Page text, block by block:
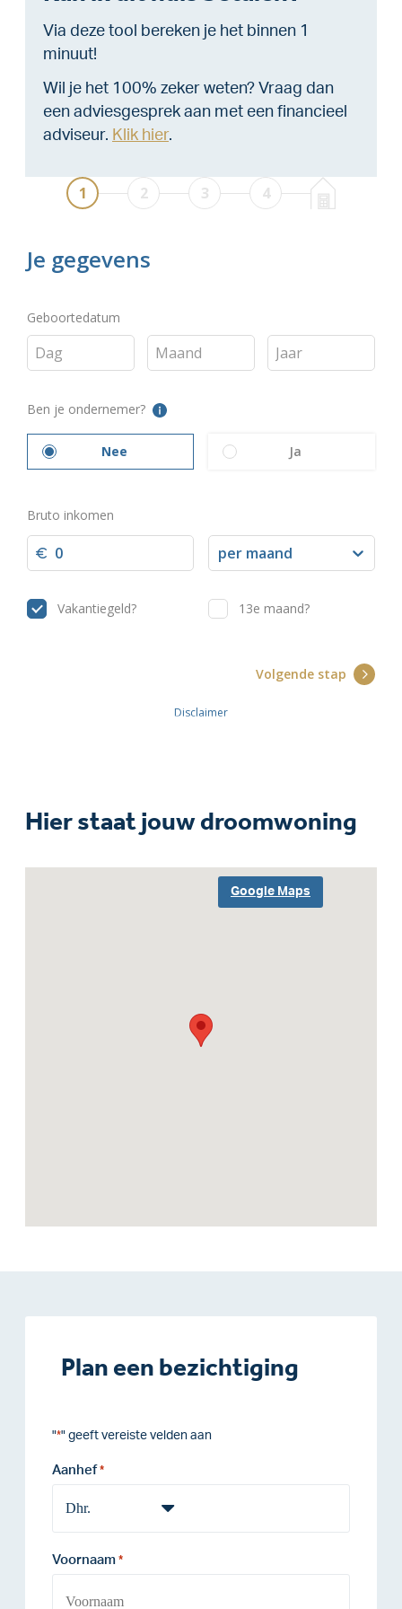
Via deze tool bereken je het binnen 1
minuut!
Wil je het 100% zeker weten? Vraag dan
een adviesgesprek aan met een financieel
adviseur. Klik hier.
Hier staat jouw droomwoning
Google Maps
Plan een bezichtiging
"*" geeft vereiste velden aan
Aanhef *
Voornaam *